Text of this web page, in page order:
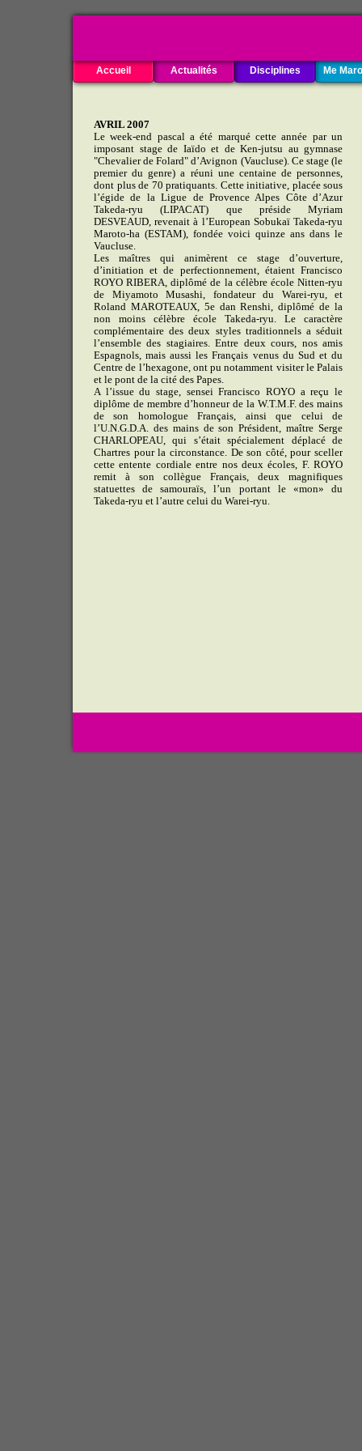
AVRIL 2007
Le week-end pascal a été marqué cette année par un
imposant stage de Iaïdo et de Ken-jutsu au gymnase
"Chevalier de Folard" d’Avignon (Vaucluse). Ce stage (le
premier du genre) a réuni une centaine de personnes,
dont plus de 70 pratiquants. Cette initiative, placée sous
l’égide de la Ligue de Provence Alpes Côte d’Azur
Takeda-ryu (LIPACAT) que préside Myriam
DESVEAUD, revenait à l’European Sobukaï Takeda-ryu
Maroto-ha (ESTAM), fondée voici quinze ans dans le
Vaucluse.
Les maîtres qui animèrent ce stage d’ouverture,
d’initiation et de perfectionnement, étaient Francisco
ROYO RIBERA, diplômé de la célèbre école Nitten-ryu
de Miyamoto Musashi, fondateur du Warei-ryu, et
Roland MAROTEAUX, 5e dan Renshi, diplômé de la
non moins célèbre école Takeda-ryu. Le caractère
complémentaire des deux styles traditionnels a séduit
l’ensemble des stagiaires. Entre deux cours, nos amis
Espagnols, mais aussi les Français venus du Sud et du
Centre de l’hexagone, ont pu notamment visiter le Palais
et le pont de la cité des Papes.
A l’issue du stage, sensei Francisco ROYO a reçu le
diplôme de membre d’honneur de la W.T.M.F. des mains
de son homologue Français, ainsi que celui de
l’U.N.G.D.A. des mains de son Président, maître Serge
CHARLOPEAU, qui s’était spécialement déplacé de
Chartres pour la circonstance. De son côté, pour sceller
cette entente cordiale entre nos deux écoles, F. ROYO
remit à son collègue Français, deux magnifiques
statuettes de samouraïs, l’un portant le «mon» du
Takeda-ryu et l’autre celui du Warei-ryu.
Actualités Disciplines Me
Accueil